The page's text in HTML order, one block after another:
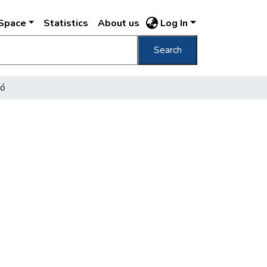
Statistics About us Log In
Search